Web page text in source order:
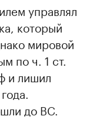
управлял
который
мировой
по ч. 1 ст.
и лишил
до ВС.